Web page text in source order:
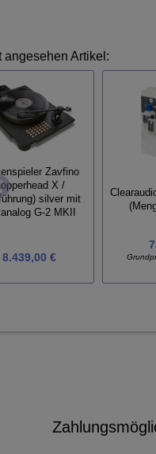
angesehen Artikel:
Zavfino
X /
silver mit
G-2 MKII
8.439,00 €